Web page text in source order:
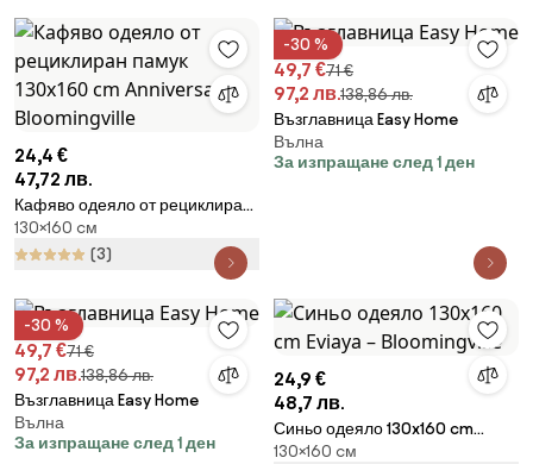
24,4 €
47,72 лв.
Кафяво одеяло от рециклиран
памук 130x160 cm Anniversary –
Bloomingville
130×160 cм
(3)
-30 %
49,7 €71 €
97,2 лв.138,86 лв.
Възглавница Easy Home
Вълна
За изпращане след 1 ден
-30 %
49,7 €71 €
97,2 лв.138,86 лв.
Възглавница Easy Home
Вълна
За изпращане след 1 ден
24,9 €
48,7 лв.
Синьо одеяло 130x160 cm
Eviaya – Bloomingville
130×160 cм